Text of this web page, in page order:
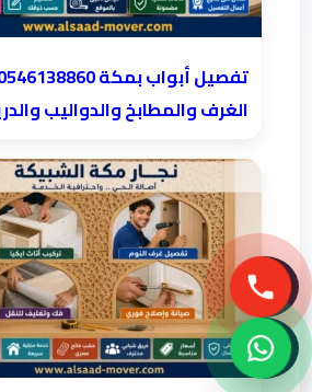
الغرف والمطابخ والدواليب